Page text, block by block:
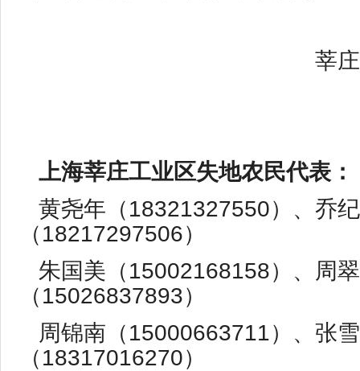
莘
上海莘庄工业区失地农民代表：
黄尧年（18321327550）、乔
（18217297506）
朱国美（15002168158）、周
（15026837893）
周锦南（15000663711）、张
（18317016270）